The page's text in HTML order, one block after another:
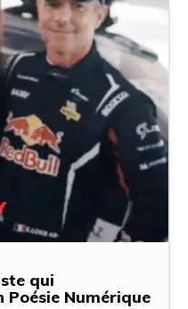
qui
Poésie Numérique